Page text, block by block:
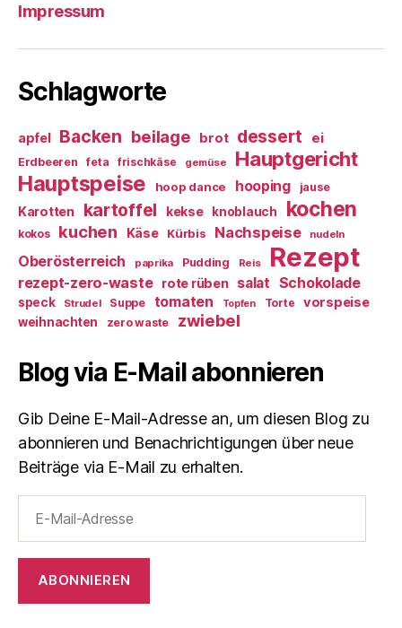
Impressum
Schlagworte
apfel Backen beilage brot dessert ei
Erdbeeren feta frischkäse gemüse Hauptgericht
Hauptspeise hoop dance hooping jause
Karotten kartoffel kekse knoblauch kochen
kokos kuchen Käse Kürbis Nachspeise nudeln
Oberösterreich paprika Pudding Reis Rezept
rezept-zero-waste rote rüben salat Schokolade
speck Strudel Suppe tomaten Topfen Torte vorspeise
weihnachten zero waste zwiebel
Blog via E-Mail abonnieren
Gib Deine E-Mail-Adresse an, um diesen Blog zu
abonnieren und Benachrichtigungen über neue
Beiträge via E-Mail zu erhalten.
Mail-
Adresse
ABONNIEREN